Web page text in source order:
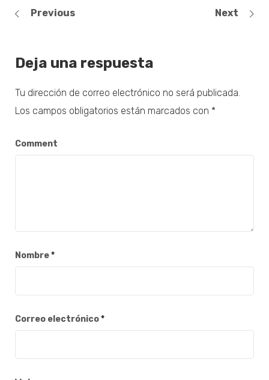
Previous Next
Deja una respuesta
Tu dirección de correo electrónico no será publicada.
Los campos obligatorios están marcados con *
Comment
Nombre*
Correo electrónico*